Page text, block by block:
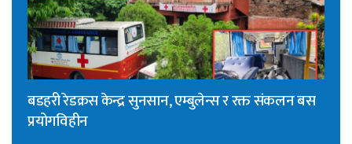
बडहरी रेडक्रस केन्द्र सुनसान, एम्बुलेन्स र रक्त संकलन बस
प्रयोगविहीन